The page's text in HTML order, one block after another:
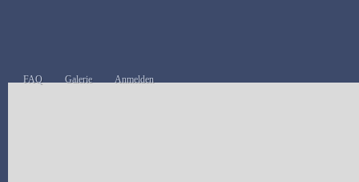
FAQ Galerie Anmelden